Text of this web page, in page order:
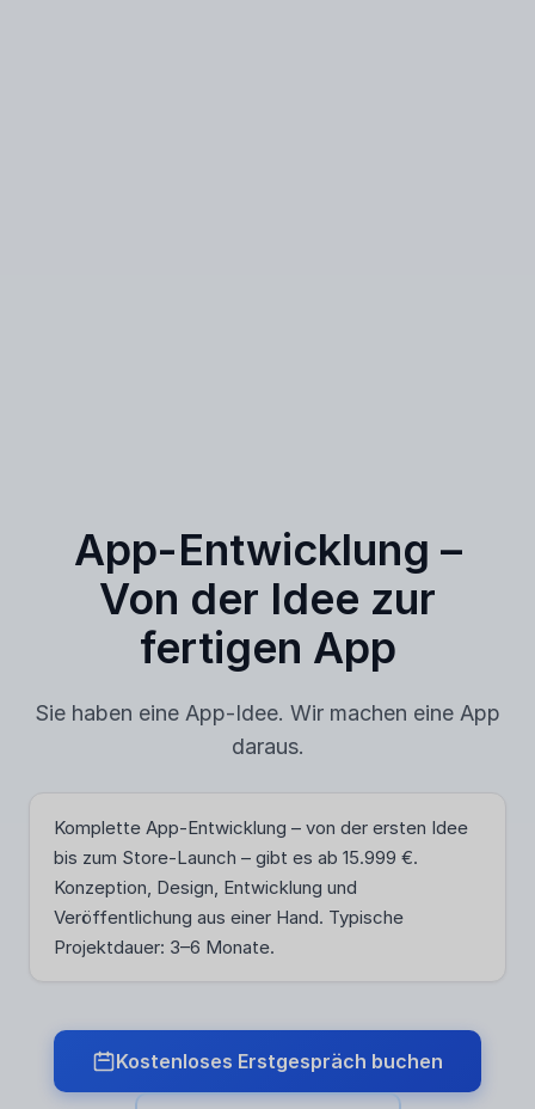
App-Entwicklung –
Von der Idee zur
fertigen App
Sie haben eine App-Idee. Wir machen eine App
daraus.
Komplette App-Entwicklung – von der ersten Idee
bis zum Store-Launch – gibt es ab 15.999 €.
Konzeption, Design, Entwicklung und
Veröffentlichung aus einer Hand. Typische
Projektdauer: 3–6 Monate.
Kostenloses Erstgespräch buchen